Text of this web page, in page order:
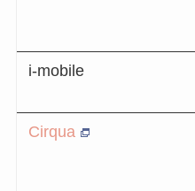
i-mobile
Cirqua